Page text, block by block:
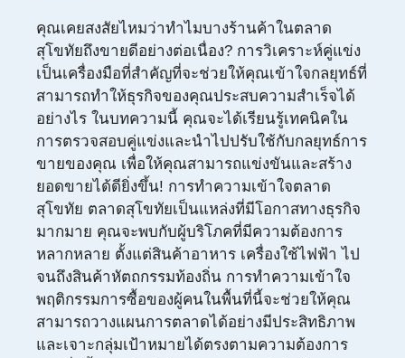
คุณเคยสงสัยไหมว่าทำไมบางร้านค้าในตลาด
สุโขทัยถึงขายดีอย่างต่อเนื่อง? การวิเคราะห์คู่แข่ง
เป็นเครื่องมือที่สำคัญที่จะช่วยให้คุณเข้าใจกลยุทธ์ที่
สามารถทำให้ธุรกิจของคุณประสบความสำเร็จได้
อย่างไร ในบทความนี้ คุณจะได้เรียนรู้เทคนิคใน
การตรวจสอบคู่แข่งและนำไปปรับใช้กับกลยุทธ์การ
ขายของคุณ เพื่อให้คุณสามารถแข่งขันและสร้าง
ยอดขายได้ดียิ่งขึ้น! การทำความเข้าใจตลาด
สุโขทัย ตลาดสุโขทัยเป็นแหล่งที่มีโอกาสทางธุรกิจ
มากมาย คุณจะพบกับผู้บริโภคที่มีความต้องการ
หลากหลาย ตั้งแต่สินค้าอาหาร เครื่องใช้ไฟฟ้า ไป
จนถึงสินค้าหัตถกรรมท้องถิ่น การทำความเข้าใจ
พฤติกรรมการซื้อของผู้คนในพื้นที่นี้จะช่วยให้คุณ
สามารถวางแผนการตลาดได้อย่างมีประสิทธิภาพ
และเจาะกลุ่มเป้าหมายได้ตรงตามความต้องการ